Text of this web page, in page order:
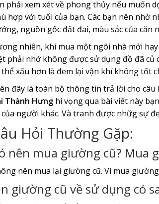
phải xem xét về phong thủy nếu muốn
hợp với tuổi của bạn. Các bạn nên nhờ
nguồn gốc đất đai, màu sắc của căn
nhiên, khi mua một ngôi nhà mới
phải nhớ không được sử dụng đồ đã củ
thể xấu hơn là đem lại vận khí không tốt
đây là toàn bộ thông tin trả lời cho câu
Thành Hưnghi vọng qua bài viết này
của người khác. Và tranh được nhữg sự
Hỏi Thường Gặp:
nên mua giường cũ? Mua
nên mua lại giường cũ. Vì mua
giường cũ về sử dụng có